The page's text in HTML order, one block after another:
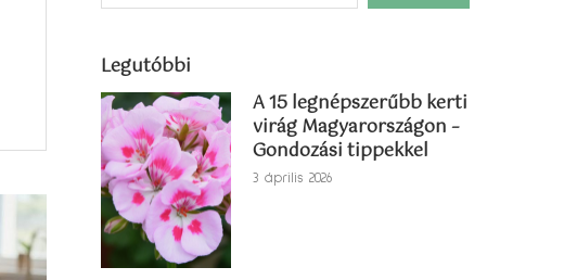
Legutóbbi
A 15 legnépszerűbb kerti
virág Magyarországon –
Gondozási tippekkel
3 április 2026